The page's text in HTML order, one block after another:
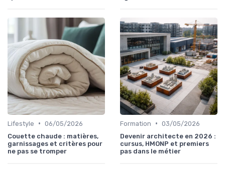
Lifestyle • 06/05/2026
Couette chaude : matières,
garnissages et critères pour
ne pas se tromper
Formation • 03/05/2026
Devenir architecte en 2026 :
cursus, HMONP et premiers
pas dans le métier